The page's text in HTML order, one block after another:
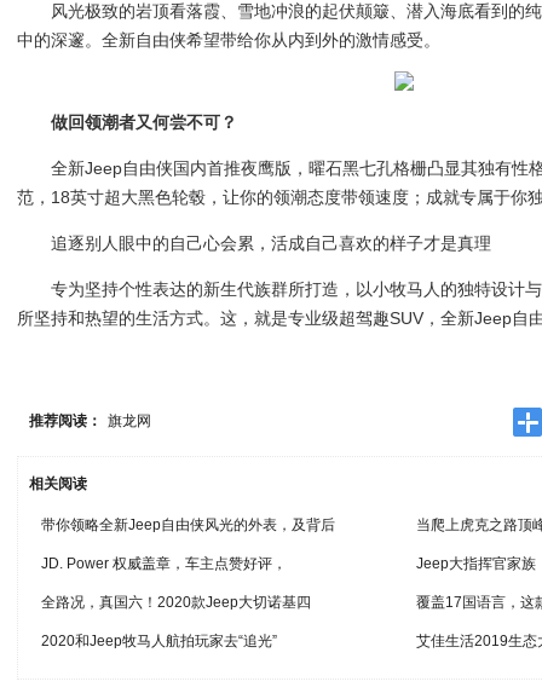
风光极致的岩顶看落霞、雪地冲浪的起伏颠簸、潜入海底看到的
中的深邃。全新自由侠希望带给你从内到外的激情感受。
做回领潮者又何尝不可？
全新Jeep自由侠国内首推夜鹰版，曜石黑七孔格栅凸显其独有性
范，18英寸超大黑色轮毂，让你的领潮态度带领速度；成就专属于你
追逐别人眼中的自己心会累，活成自己喜欢的样子才是真理
专为坚持个性表达的新生代族群所打造，以小牧马人的独特设计
所坚持和热望的生活方式。这，就是专业级超驾趣SUV，全新Jeep自
推荐阅读： 旗龙网
相关阅读
带你领略全新Jeep自由侠风光的外表，及背后 当爬上虎克之路顶
JD. Power 权威盖章，车主点赞好评， Jeep大指挥官家族
全路况，真国六！2020款Jeep大切诺基四 覆盖17国语言，这
2020和Jeep牧马人航拍玩家去“追光” 艾佳生活2019生态